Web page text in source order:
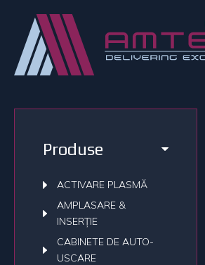
Produse
ACTIVARE PLASMĂ
AMPLASARE &
INSERȚIE
CABINETE DE AUTO-
USCARE